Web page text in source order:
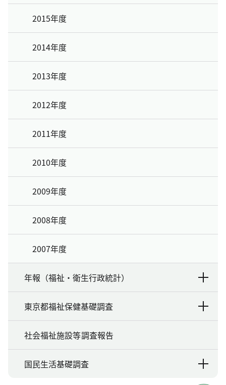
2015年度
2014年度
2013年度
2012年度
2011年度
2010年度
2009年度
2008年度
2007年度
年報（福祉・衛生行政統計）
東京都福祉保健基礎調査
社会福祉施設等調査報告
国民生活基礎調査